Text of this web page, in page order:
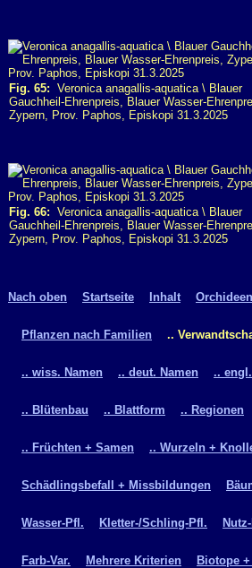
Fig. 65: Veronica anagallis-aquatica \ Blauer
Gauchheil-Ehrenpreis, Blauer Wasser-
Zypern, Prov. Paphos, Episkopi 31.3.2025
Fig. 66: Veronica anagallis-aquatica \ Blauer
Gauchheil-Ehrenpreis, Blauer Wasser-
Zypern, Prov. Paphos, Episkopi 31.3.2025
Nach oben Startseite Inhalt Orchideen
Pflanzen nach Familien ..
.. wiss. Namen .. deut. Namen ..
.. Blütenbau .. Blattform .. Regionen
.. Früchten + Samen .. Wurzeln +
Schädlingsbefall + Missbildungen
Wasser-Pfl. Kletter-/Schling-Pfl.
Farb-Var. Mehrere Kriterien Biotope